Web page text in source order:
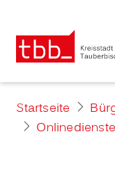
Startseite
Onlinedienste